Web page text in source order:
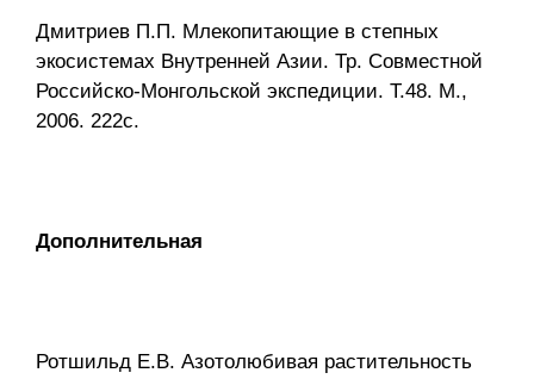
Дмитриев П.П. Млекопитающие в степных
экосистемах Внутренней Азии. Тр. Совместной
Российско-Монгольской экспедиции. Т.48. М.,
2006. 222с.
Дополнительная
Ротшильд Е.В. Азотолюбивая растительность